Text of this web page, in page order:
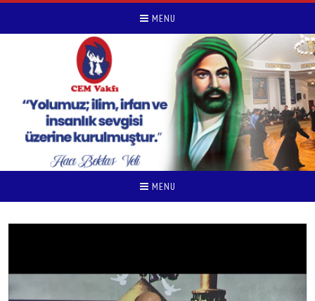
MENU
MENU